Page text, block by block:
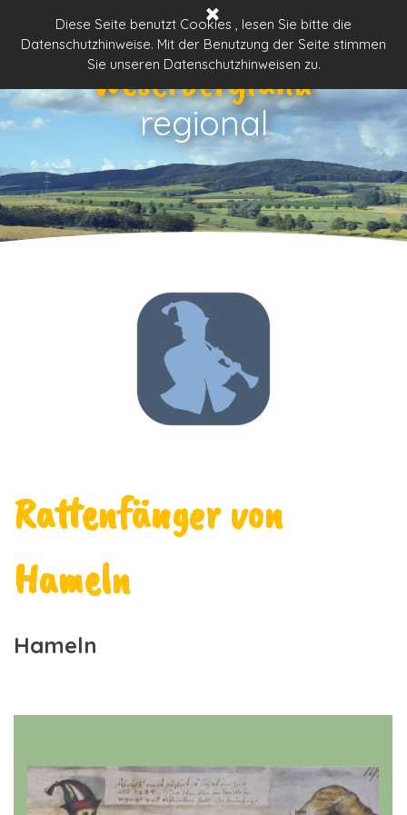
Diese Seite benutzt Cookies , lesen Sie bitte die
Datenschutzhinweise. Mit der Benutzung der Seite stimmen
Sie unseren Datenschutzhinweisen zu.
Menü überspringen
Weserbergland
regional
Rattenfänger von
Hameln
Hameln